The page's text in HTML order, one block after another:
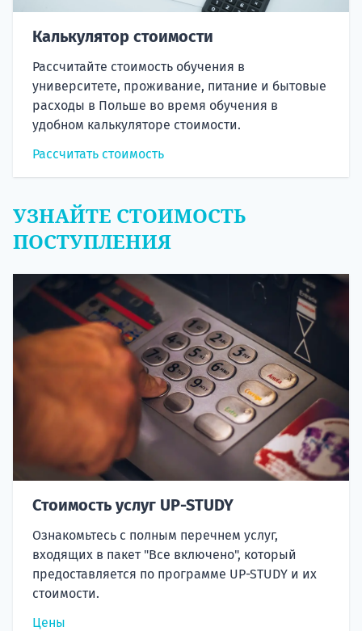
Калькулятор стоимости
Рассчитайте стоимость обучения в
университете, проживание, питание и бытовые
расходы в Польше во время обучения в
удобном калькуляторе стоимости.
Рассчитать стоимость
УЗНАЙТЕ СТОИМОСТЬ
ПОСТУПЛЕНИЯ
Стоимость услуг UP-STUDY
Ознакомьтесь с полным перечнем услуг,
входящих в пакет "Все включено", который
предоставляется по программе UP-STUDY и их
стоимости.
Цены